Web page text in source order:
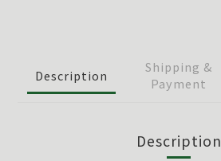
Description
Shipping &
Payment
Description